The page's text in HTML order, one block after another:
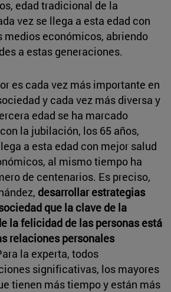
edad tradicional de la
vez se llega a esta edad con
medios económicos, abriendo
a estas generaciones.
es cada vez más importante en
y cada vez más diversa y
edad se ha marcado
la jubilación, los 65 años,
a esta edad con mejor salud
al mismo tiempo ha
de centenarios. Es preciso,
desarrollar estrategias
que la clave de la
la felicidad de las personas está
relaciones personales
la experta, todos
significativas, los mayores
tienen más tiempo y están más